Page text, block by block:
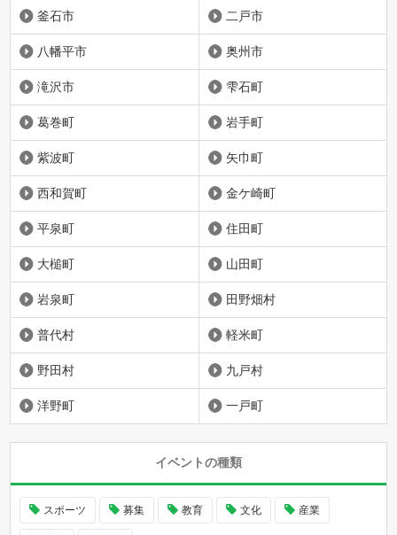
釜石市 二戸市
八幡平市 奥州市
滝沢市 雫石町
葛巻町 岩手町
紫波町 矢巾町
西和賀町 金ケ崎町
平泉町 住田町
大槌町 山田町
岩泉町 田野畑村
普代村 軽米町
野田村 九戸村
洋野町 一戸町
イベントの種類
スポーツ 募集 教育 文化 産業